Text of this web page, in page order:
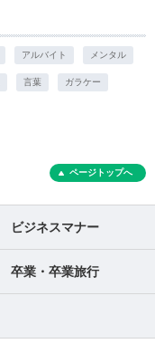
アルバイト メンタル
言葉 ガラケー
ページトップへ
ビジネスマナー
卒業・卒業旅行